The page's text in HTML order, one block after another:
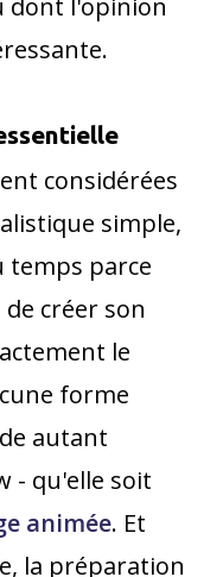
dont l'opinion
considérées
simple,
temps parce
créer son
le
forme
autant
- qu'elle soit
animée. Et
la préparation